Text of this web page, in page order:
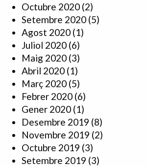
Octubre 2020 (2)
Setembre 2020 (5)
Agost 2020 (1)
Juliol 2020 (6)
Maig 2020 (3)
Abril 2020 (1)
Març 2020 (5)
Febrer 2020 (6)
Gener 2020 (1)
Desembre 2019 (8)
Novembre 2019 (2)
Octubre 2019 (3)
Setembre 2019 (3)